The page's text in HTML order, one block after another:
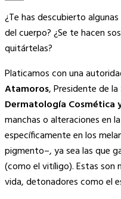
Copy
Link
¿Te has descubierto
del cuerpo? ¿Se te hacen
quitártelas?
Platicamos con una
Atamoros, Presidente de la
Dermatología Cosmética
manchas o alteraciones en
específicamente en los
pigmento–, ya sea las que
(como el vitíligo). Estas son
vida, detonadores como el